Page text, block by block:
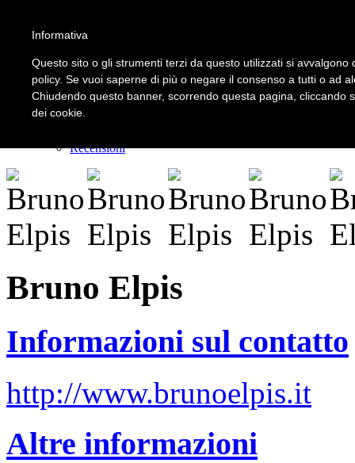
LOGIN | REGISTER
Home
Il carnevale dei delitti
Recensioni
Bruno Elpis
Informazioni sul contatto
http://www.brunoelpis.it
Altre informazioni
Informativa
Questo sito o gli strumenti terzi da questo utilizzati si
policy. Se vuoi saperne di più o negare il consenso a tutti o ad
Chiudendo questo banner, scorrendo questa pagina, cliccando
dei cookie.